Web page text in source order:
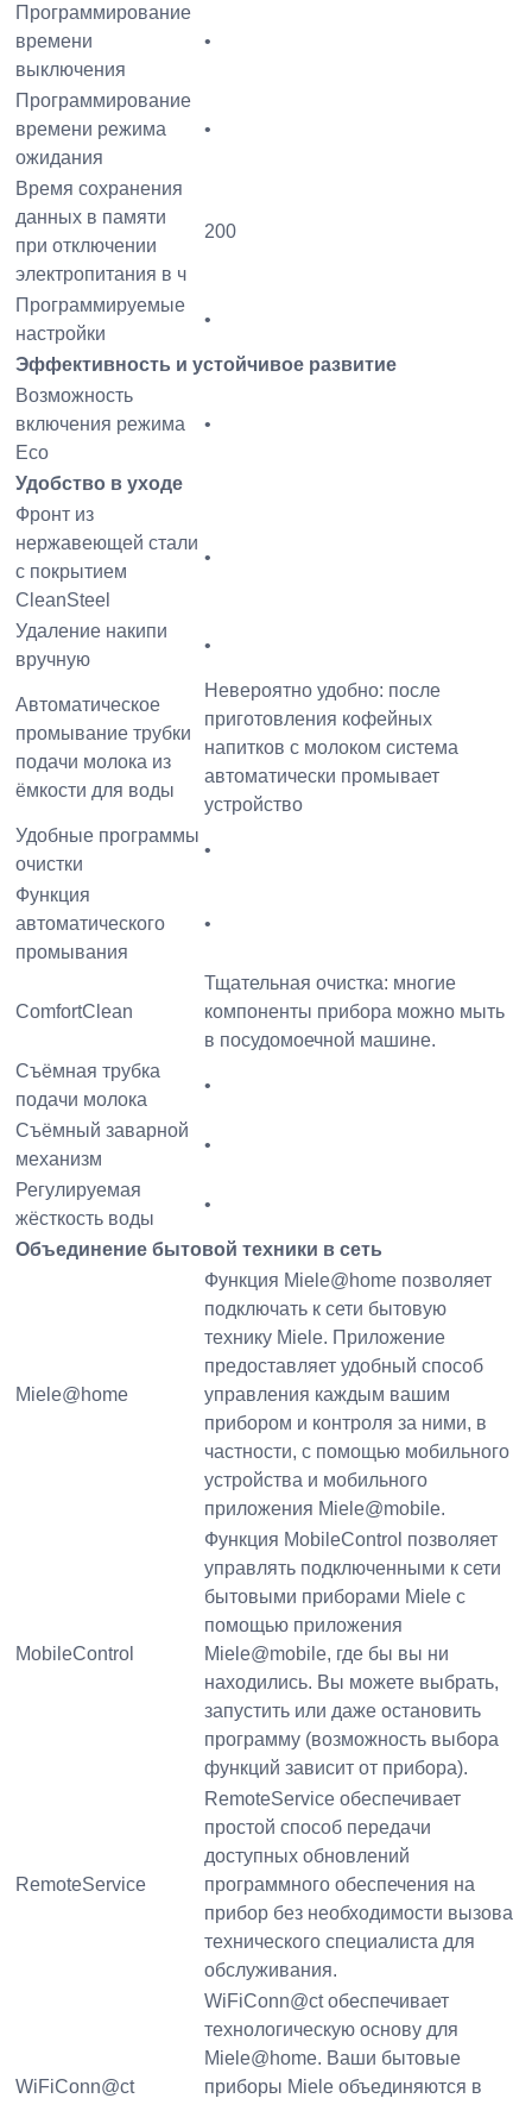
Программирование
времени
выключения
•
Программирование
времени режима
ожидания
•
Время сохранения
данных в памяти
при отключении
электропитания в ч
200
Программируемые
настройки
•
Эффективность и устойчивое развитие
Возможность
включения режима
Eco
•
Удобство в уходе
Фронт из
нержавеющей стали
с покрытием
CleanSteel
•
Удаление накипи
вручную
•
Автоматическое
промывание трубки
подачи молока из
ёмкости для воды
Невероятно удобно: после
приготовления кофейных
напитков с молоком система
автоматически промывает
устройство
Удобные программы
очистки
•
Функция
автоматического
промывания
•
ComfortClean
Тщательная очистка: многие
компоненты прибора можно мыть
в посудомоечной машине.
Съёмная трубка
подачи молока
•
Съёмный заварной
механизм
•
Регулируемая
жёсткость воды
•
Объединение бытовой техники в сеть
Miele@home
Функция Miele@home позволяет
подключать к сети бытовую
технику Miele. Приложение
предоставляет удобный способ
управления каждым вашим
прибором и контроля за ними, в
частности, с помощью мобильного
устройства и мобильного
приложения Miele@mobile.
MobileControl
Функция MobileControl позволяет
управлять подключенными к сети
бытовыми приборами Miele с
помощью приложения
Miele@mobile, где бы вы ни
находились. Вы можете выбрать,
запустить или даже остановить
программу (возможность выбора
функций зависит от прибора).
RemoteService
RemoteService обеспечивает
простой способ передачи
доступных обновлений
программного обеспечения на
прибор без необходимости вызова
технического специалиста для
обслуживания.
WiFiConn@ct
WiFiConn@ct обеспечивает
технологическую основу для
Miele@home. Ваши бытовые
приборы Miele объединяются в